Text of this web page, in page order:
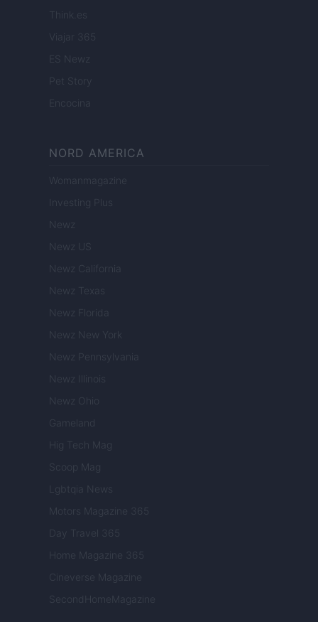
Think.es
Viajar 365
ES Newz
Pet Story
Encocina
NORD AMERICA
Womanmagazine
Investing Plus
Newz
Newz US
Newz California
Newz Texas
Newz Florida
Newz New York
Newz Pennsylvania
Newz Illinois
Newz Ohio
Gameland
Hig Tech Mag
Scoop Mag
Lgbtqia News
Motors Magazine 365
Day Travel 365
Home Magazine 365
Cineverse Magazine
SecondHomeMagazine